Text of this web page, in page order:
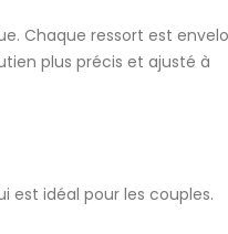
Chaque ressort est
plus précis et ajusté à
est idéal pour les couples.